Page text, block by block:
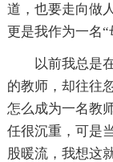
道，也要走向做
更是我作为一名“
以前我总是
的教师，却往往
怎么成为一名教
任很沉重，可是
股暖流，我想这